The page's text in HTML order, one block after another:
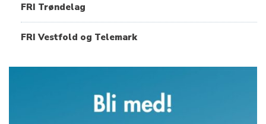
FRI Trøndelag
FRI Vestfold og Telemark